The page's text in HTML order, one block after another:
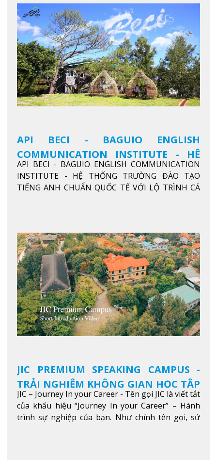
API BECI - BAGUIO ENGLISH
COMMUNICATION INSTITUTE - HỆ
THỐNG TRƯỜNG ĐÀO TẠO TIẾNG
ANH CHUẨN QUỐC TẾ
API BECI - BAGUIO ENGLISH COMMUNICATION
INSTITUTE - HỆ THỐNG TRƯỜNG ĐÀO TẠO
TIẾNG ANH CHUẨN QUỐC TẾ VỚI LỘ TRÌNH CÁ
JIC PREMIUM SPEAKING CAMPUS -
TRẢI NGHIỆM KHÔNG GIAN HỌC TẬP
5 SAO TẠI BAGUIO
JIC – Journey In your Career - Tên gọi JIC là viết tắt
của khẩu hiệu “Journey In your Career” – Hành
trình sự nghiệp của bạn. Như chính tên gọi, sứ